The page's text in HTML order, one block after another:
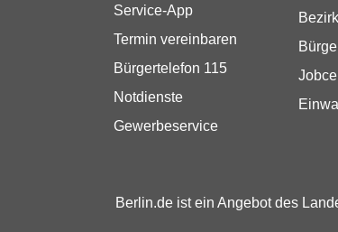
Service-App
Termin vereinbaren
Bürgertelefon 115
Notdienste
Gewerbeservice
Berlin.de ist ein Angebot des